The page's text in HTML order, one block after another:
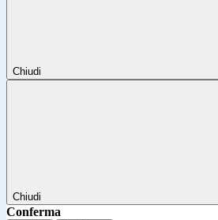
Chiudi
Chiudi
Conferma